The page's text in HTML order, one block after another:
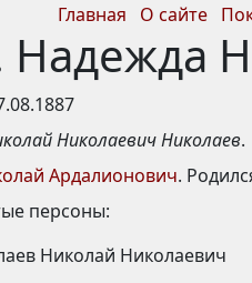
Главная О сайте
Надежда
Николаевич Николаев.
Ардалионович.
персоны:
Николай Николаевич